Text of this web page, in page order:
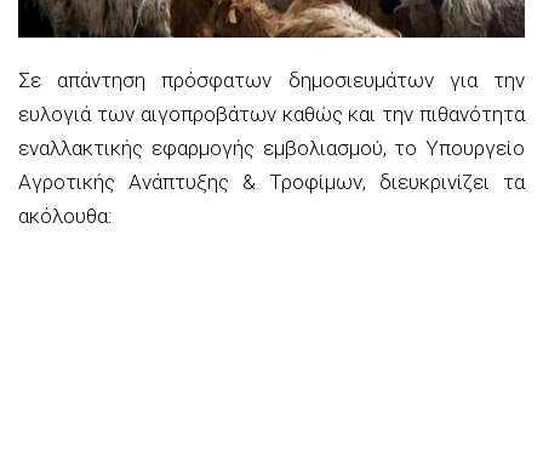
Σε απάντηση πρόσφατων δημοσιευμάτων για την
ευλογιά των αιγοπροβάτων καθώς και την πιθανότητα
εναλλακτικής εφαρμογής εμβολιασμού, το Υπουργείο
Αγροτικής Ανάπτυξης & Τροφίμων, διευκρινίζει τα
ακόλουθα: